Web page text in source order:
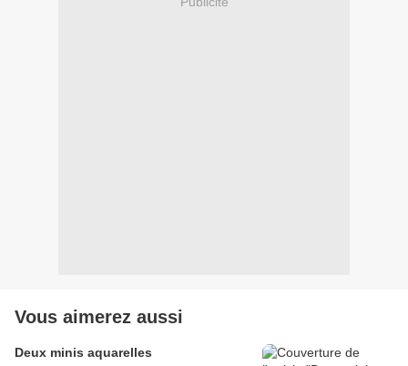
Vous aimerez aussi
Deux minis aquarelles